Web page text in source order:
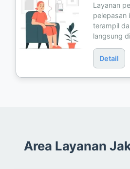
Layanan
pelepasan
terampil
langsung
Detail
Area Layanan